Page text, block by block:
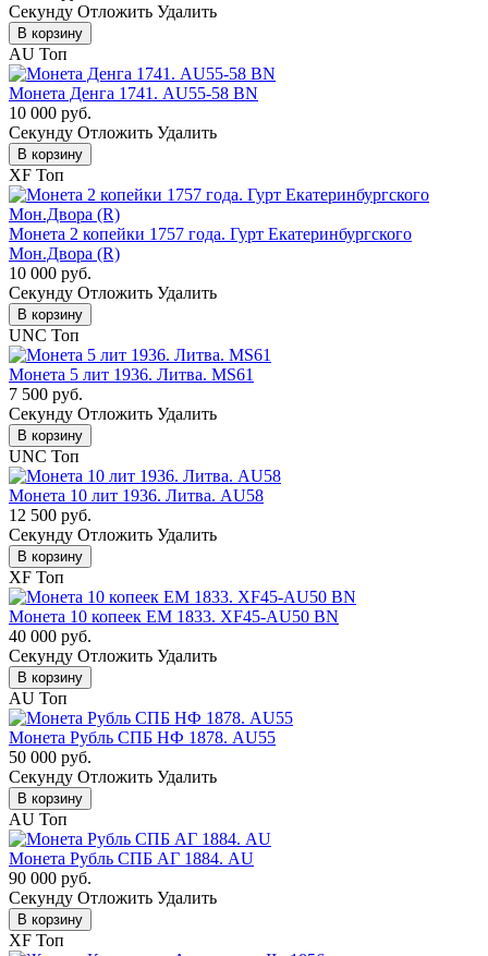
Cекунду Отложить Удалить
В корзину
AU Топ
Монета Денга 1741. AU55-58 BN
10 000 руб.
Cекунду Отложить Удалить
В корзину
XF Топ
Монета 2 копейки 1757 года. Гурт Екатеринбургского
Мон.Двора (R)
10 000 руб.
Cекунду Отложить Удалить
В корзину
UNC Топ
Монета 5 лит 1936. Литва. MS61
7 500 руб.
Cекунду Отложить Удалить
В корзину
UNC Топ
Монета 10 лит 1936. Литва. AU58
12 500 руб.
Cекунду Отложить Удалить
В корзину
XF Топ
Монета 10 копеек ЕМ 1833. XF45-AU50 BN
40 000 руб.
Cекунду Отложить Удалить
В корзину
AU Топ
Монета Рубль СПБ НФ 1878. AU55
50 000 руб.
Cекунду Отложить Удалить
В корзину
AU Топ
Монета Рубль СПБ АГ 1884. AU
90 000 руб.
Cекунду Отложить Удалить
В корзину
XF Топ